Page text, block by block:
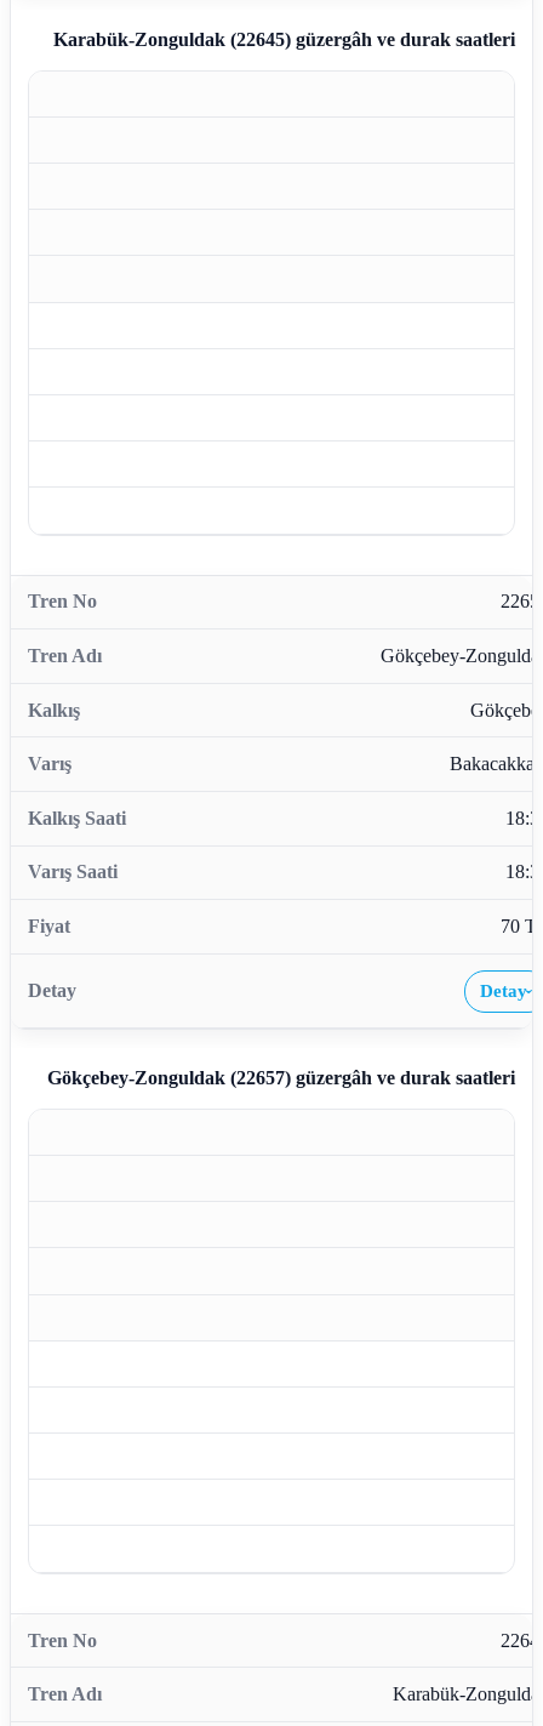
Karabük-Zonguldak (22645)güzergâh ve durak saatleri
Gökçebey-
70
Detay›
Gökçebey-Zonguldak (22657)güzergâh ve durak saatleri
Karabük-